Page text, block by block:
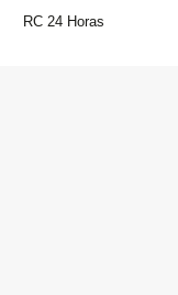
RC 24 Horas